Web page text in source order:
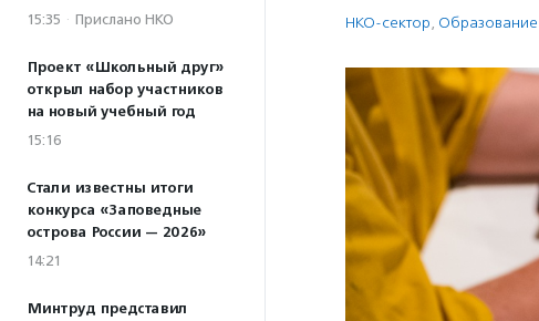
15:35 · Прислано НКО
Проект «Школьный друг»
открыл набор участников
на новый учебный год
15:16
Стали известны итоги
конкурса «Заповедные
острова России — 2026»
14:21
Минтруд представил
НКО-сектор, Образование